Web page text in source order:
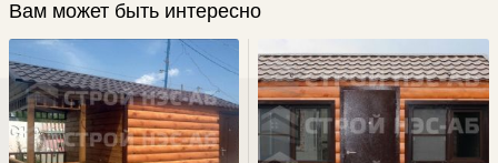
Вам может быть интересно